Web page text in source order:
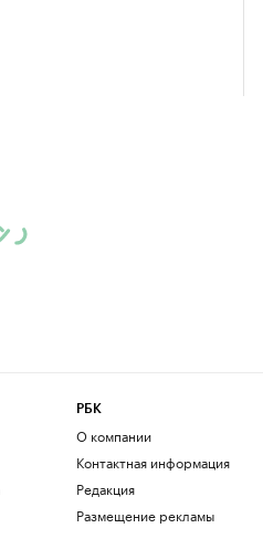
РБК
О компании
Контактная информация
Редакция
Размещение рекламы